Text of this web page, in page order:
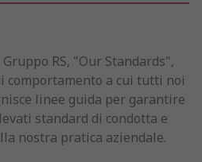
RS, "Our Standards",
comportamento a cui tutti noi
linee guida per garantire
standard di condotta e
nostra pratica aziendale.